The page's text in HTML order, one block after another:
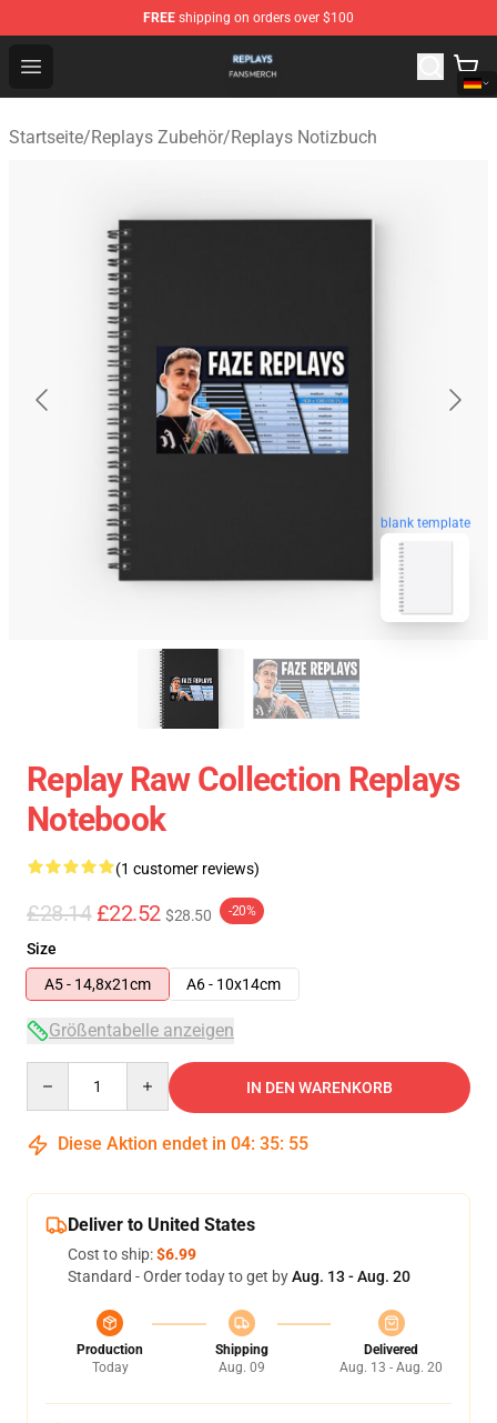
FREE shipping on orders over $100
Open menu
Replays Shop - Official Replays Merchandise Store
Startseite/Replays Zubehör/Replays Notizbuch
blank template
Replay Raw Collection Replays
Notebook
(1 customer reviews)
£28.14 £22.52 $28.50 -20%
Size
A5 - 14,8x21cm
A6 - 10x14cm
Größentabelle anzeigen
IN DEN WARENKORB
Diese Aktion endet in 04: 35: 54
Deliver to United States
Cost to ship:$6.99
Standard - Order today to get byAug. 13 - Aug. 20
Production
Today
Shipping
Aug. 09
Delivered
Aug. 13 - Aug. 20